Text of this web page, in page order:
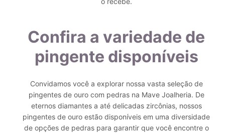
Confira a variedade de
pingente disponíveis
Convidamos você a explorar nossa vasta seleção de
pingentes de ouro com pedras na Mave Joalheria. De
eternos diamantes a até delicadas zircônias, nossos
pingentes de ouro estão disponíveis em uma diversidade
de opções de pedras para garantir que você encontre o